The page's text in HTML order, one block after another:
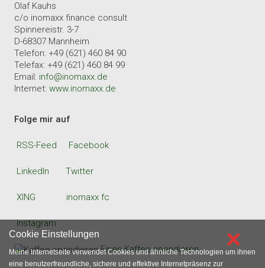
Olaf Kauhs
c/o inomaxx finance consult
Spinnereistr. 3-7
D-68307 Mannheim
Telefon: +49 (621) 460 84 90
Telefax: +49 (621) 460 84 99
Email: info@inomaxx.de
Internet: www.inomaxx.de
Folge mir auf
RSS-Feed Facebook
LinkedIn Twitter
XING inomaxx fc
Instagram
Einen Kaffee spendieren ×
Cookie Einstellungen
Meine Internetseite verwendet Cookies und ähnliche Technologien um ihnen
eine benutzerfreundliche, sichere und effektive Internetpräsenz zur